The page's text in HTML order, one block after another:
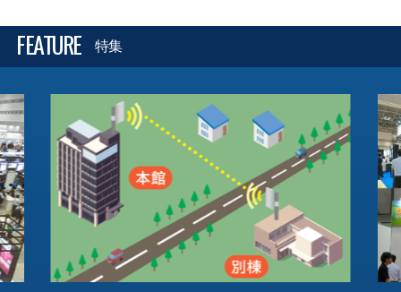
FEATURE 特集